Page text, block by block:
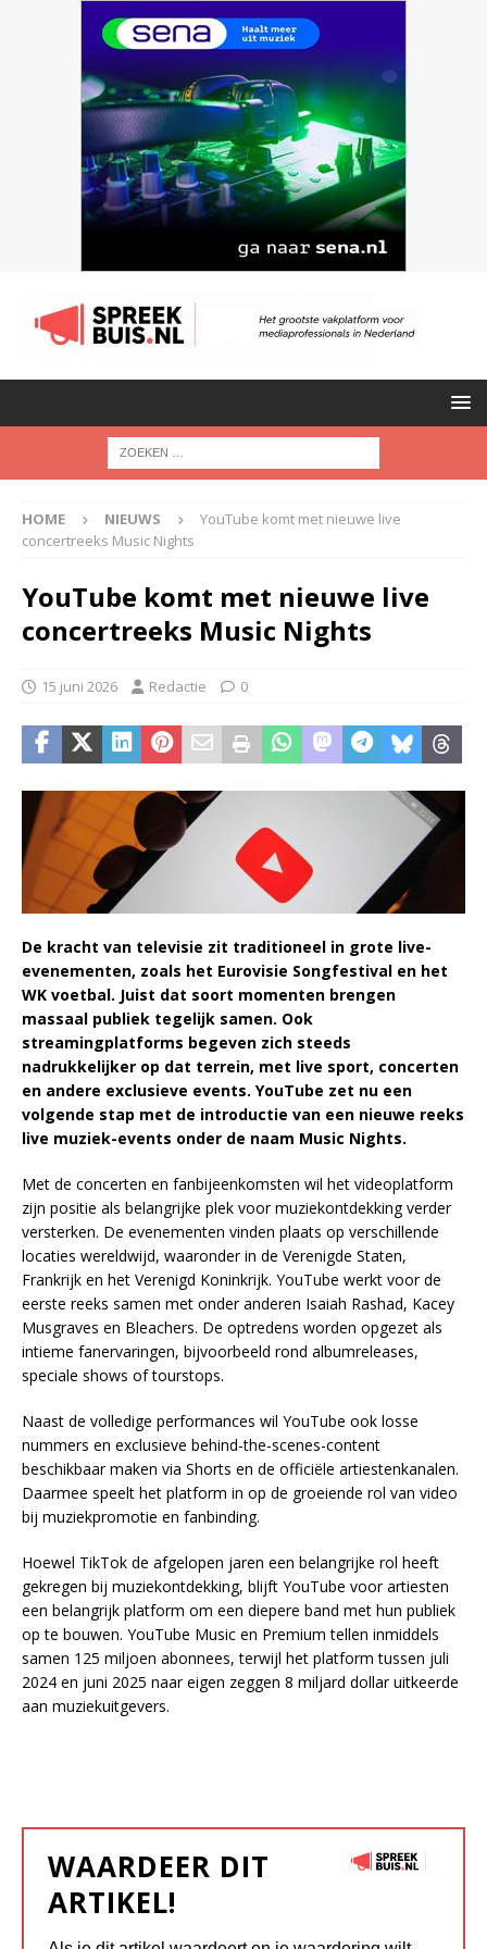
HOME NIEUWS
YouTube komt met nieuwe live
concertreeks Music Nights
YouTube komt met nieuwe live
concertreeks Music Nights
15 juni 2026 Redactie 0
De kracht van televisie zit traditioneel in grote live-
evenementen, zoals het Eurovisie Songfestival en het
WK voetbal. Juist dat soort momenten brengen
massaal publiek tegelijk samen. Ook
streamingplatforms begeven zich steeds
nadrukkelijker op dat terrein, met live sport, concerten
en andere exclusieve events. YouTube zet nu een
volgende stap met de introductie van een nieuwe reeks
live muziek-events onder de naam Music Nights.
Met de concerten en fanbijeenkomsten wil het videoplatform
zijn positie als belangrijke plek voor muziekontdekking verder
versterken. De evenementen vinden plaats op verschillende
locaties wereldwijd, waaronder in de Verenigde Staten,
Frankrijk en het Verenigd Koninkrijk. YouTube werkt voor de
eerste reeks samen met onder anderen Isaiah Rashad, Kacey
Musgraves en Bleachers. De optredens worden opgezet als
intieme fanervaringen, bijvoorbeeld rond albumreleases,
speciale shows of tourstops.
Naast de volledige performances wil YouTube ook losse
nummers en exclusieve behind-the-scenes-content
beschikbaar maken via Shorts en de officiële artiestenkanalen.
Daarmee speelt het platform in op de groeiende rol van video
bij muziekpromotie en fanbinding.
Hoewel TikTok de afgelopen jaren een belangrijke rol heeft
gekregen bij muziekontdekking, blijft YouTube voor artiesten
een belangrijk platform om een diepere band met hun publiek
op te bouwen. YouTube Music en Premium tellen inmiddels
samen 125 miljoen abonnees, terwijl het platform tussen juli
2024 en juni 2025 naar eigen zeggen 8 miljard dollar uitkeerde
aan muziekuitgevers.
WAARDEER DIT
ARTIKEL!